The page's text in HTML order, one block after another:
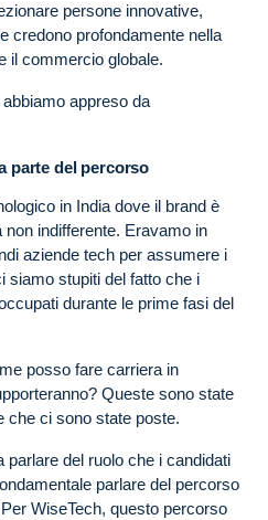
persone innovative,
credono profondamente nella
il commercio globale.
appreso da
parte del percorso
in India dove il brand è
indifferente. Eravamo in
aziende tech per assumere i
siamo stupiti del fatto che i
durante le prime fasi del
posso fare carriera in
Queste sono state
che ci sono state poste.
parlare del ruolo che i candidati
parlare del percorso
WiseTech, questo percorso